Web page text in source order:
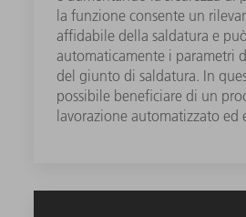
la funzione consente un
affidabile della saldatura e
automaticamente i parametri
del giunto di saldatura. In
possibile beneficiare di un
lavorazione automatizzato ed